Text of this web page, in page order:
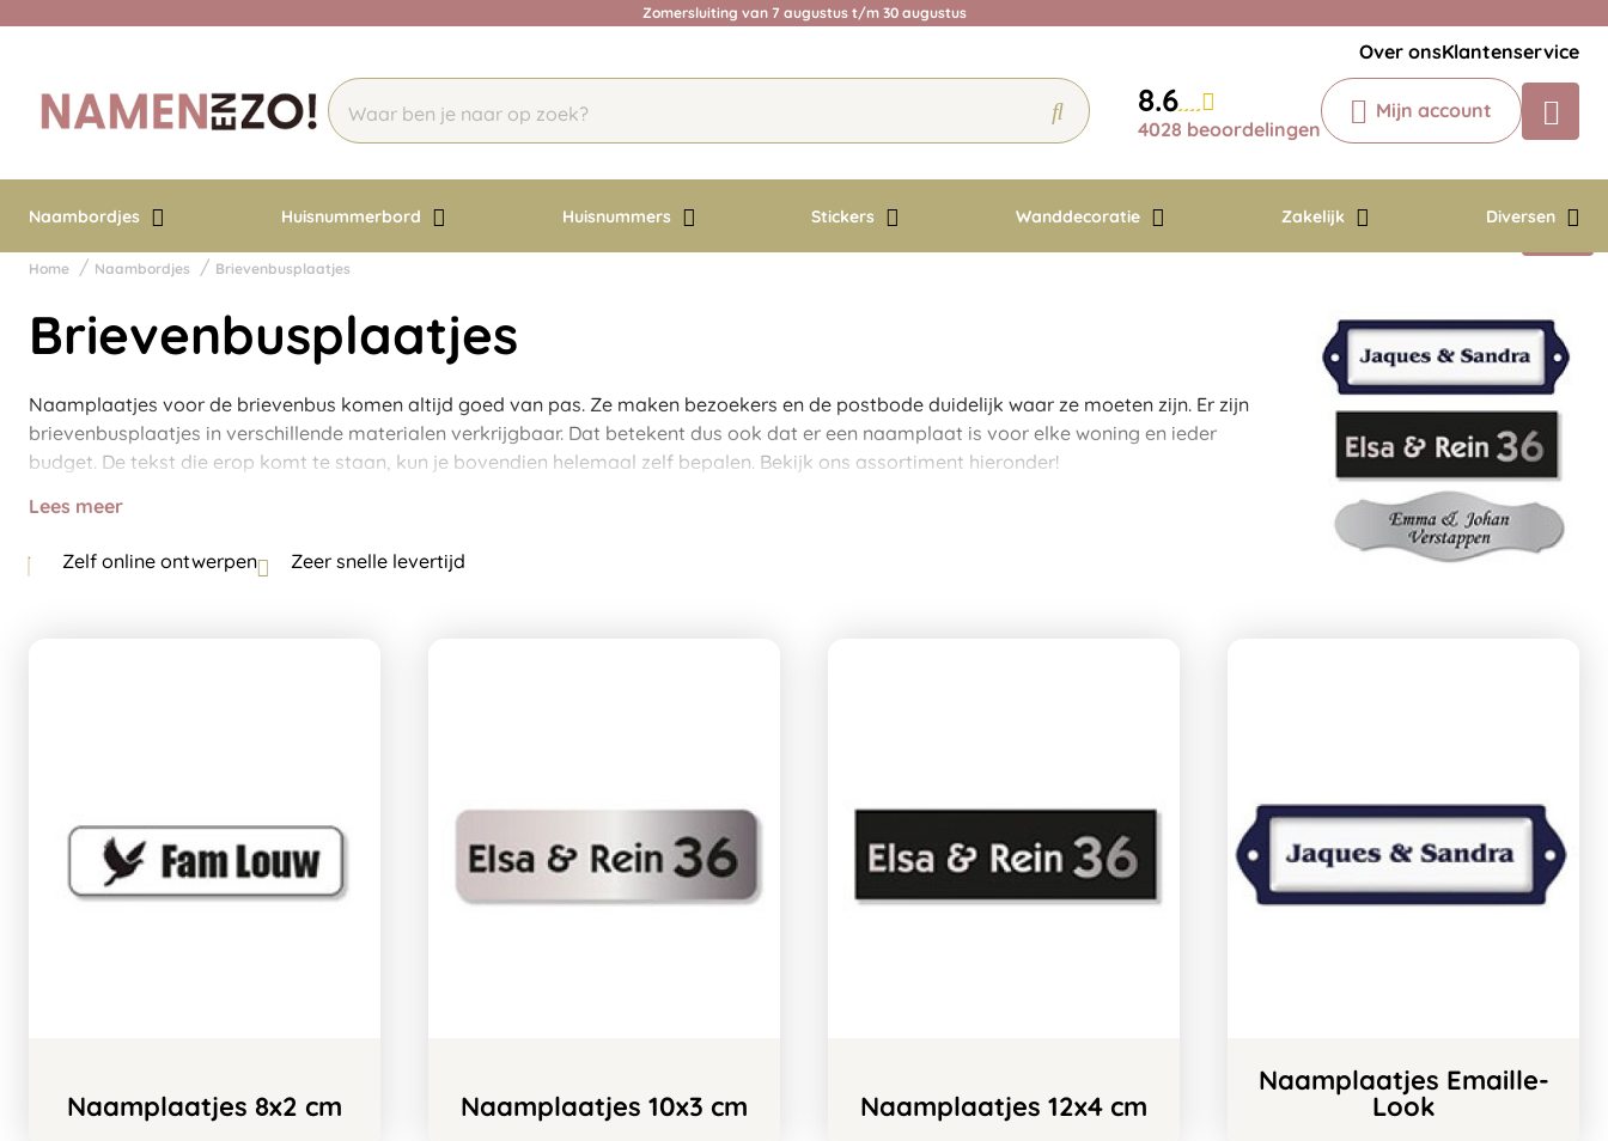
Zomersluiting van 7 augustus t/m 30 augustus
Over onsKlantenservice
8.6
4028 beoordelingen
Mijn account
Naambordjes Huisnummerbord Huisnummers Stickers Wanddecoratie Zakelijk Diversen
Chatbot
Chat 24/7 met onze chatbot voor
Contact
Home Naambordjes Brievenbusplaatjes
Brievenbusplaatjes
Naamplaatjes voor de brievenbus komen altijd goed van pas. Ze maken bezoekers en de postbode duidelijk waar ze moeten zijn. Er zijn
brievenbusplaatjes in verschillende materialen verkrijgbaar. Dat betekent dus ook dat er een naamplaat is voor elke woning en ieder
budget. De tekst die erop komt te staan, kun je bovendien helemaal zelf bepalen. Bekijk ons assortiment hieronder!
Lees meer
Zelf online ontwerpen Zeer snelle levertijd
Naamplaatjes 8x2 cm Naamplaatjes 10x3 cm Naamplaatjes 12x4 cm
Naamplaatjes Emaille-
Look